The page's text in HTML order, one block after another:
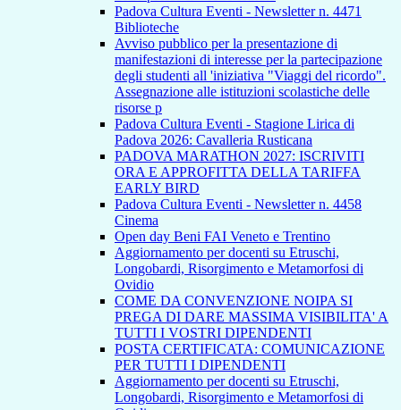
Padova Cultura Eventi - Newsletter n. 4471
Biblioteche
Avviso pubblico per la presentazione di
manifestazioni di interesse per la partecipazione
degli studenti all 'iniziativa "Viaggi del ricordo".
Assegnazione alle istituzioni scolastiche delle
risorse p
Padova Cultura Eventi - Stagione Lirica di
Padova 2026: Cavalleria Rusticana
PADOVA MARATHON 2027: ISCRIVITI
ORA E APPROFITTA DELLA TARIFFA
EARLY BIRD
Padova Cultura Eventi - Newsletter n. 4458
Cinema
Open day Beni FAI Veneto e Trentino
Aggiornamento per docenti su Etruschi,
Longobardi, Risorgimento e Metamorfosi di
Ovidio
COME DA CONVENZIONE NOIPA SI
PREGA DI DARE MASSIMA VISIBILITA' A
TUTTI I VOSTRI DIPENDENTI
POSTA CERTIFICATA: COMUNICAZIONE
PER TUTTI I DIPENDENTI
Aggiornamento per docenti su Etruschi,
Longobardi, Risorgimento e Metamorfosi di